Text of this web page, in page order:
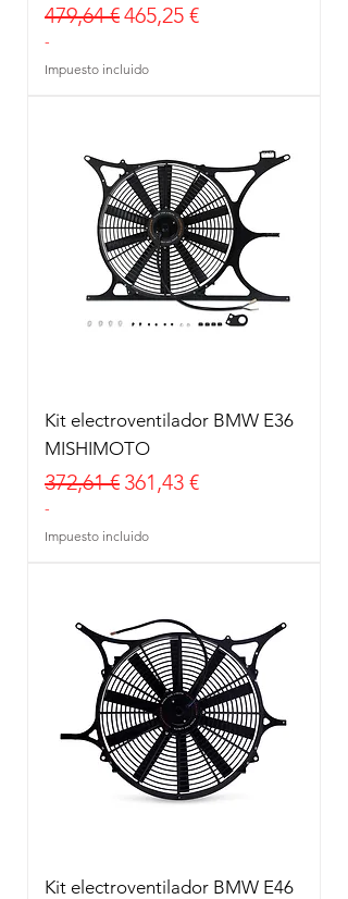
Precio
479,64 €Precio de oferta
465,25 €
-
Impuesto incluido
Kit electroventilador BMW E36
MISHIMOTO
Precio
372,61 € Precio de oferta
361,43 €
-
Impuesto incluido
Kit electroventilador BMW E46